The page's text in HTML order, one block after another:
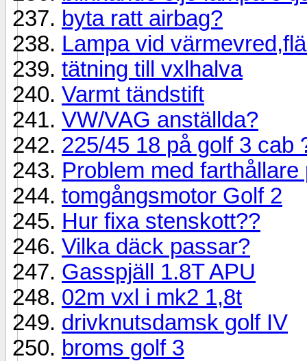
byta ratt airbag?
Lampa vid
tätning till vxlhalva
Varmt tändstift
VW/VAG anställda?
225/45 18 på golf 3 cab
Problem med
tomgångsmotor Golf 2
Hur fixa stenskott??
Vilka däck passar?
Gasspjäll 1.8T APU
02m vxl i mk2 1,8t
drivknutsdamsk golf IV
broms golf 3